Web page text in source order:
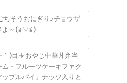
ちそうおにぎり♪チョウザ
よ～(≧▽≦)
)目玉おやじ中華丼弁当
・フルーツケーキファク
プルパイ」ナッツ入りと